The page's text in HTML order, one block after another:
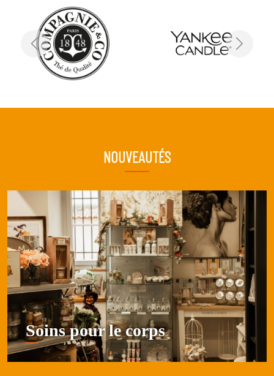
NOUVEAUTÉS
Soins pour le corps